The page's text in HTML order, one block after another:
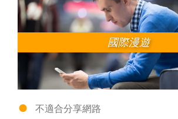
國際漫遊
不適合分享網路